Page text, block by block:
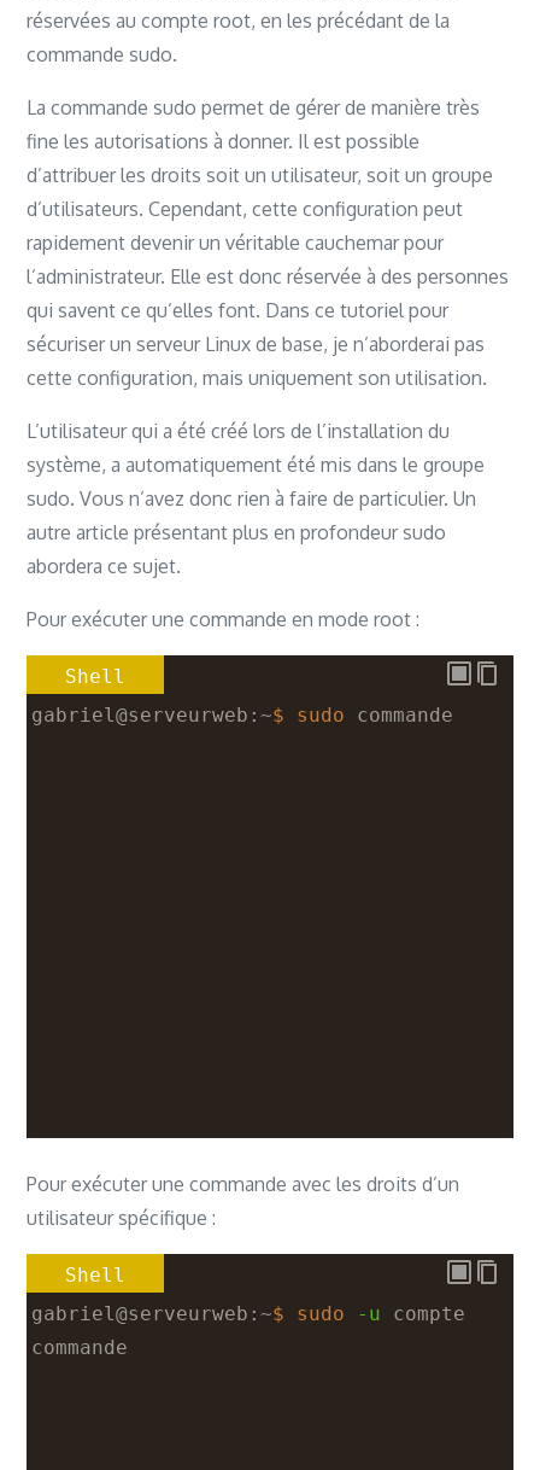
réservées au compte root, en les précédant de la
commande sudo.
La commande sudo permet de gérer de manière très
fine les autorisations à donner. Il est possible
d’attribuer les droits soit un utilisateur, soit un groupe
d’utilisateurs. Cependant, cette configuration peut
rapidement devenir un véritable cauchemar pour
l’administrateur. Elle est donc réservée à des personnes
qui savent ce qu’elles font. Dans ce tutoriel pour
sécuriser un serveur Linux de base, je n’aborderai pas
cette configuration, mais uniquement son utilisation.
L’utilisateur qui a été créé lors de l’installation du
système, a automatiquement été mis dans le groupe
sudo. Vous n’avez donc rien à faire de particulier. Un
autre article présentant plus en profondeur sudo
abordera ce sujet.
Pour exécuter une commande en mode root :
Shell
gabriel@serveurweb:~$ sudo commande
Pour exécuter une commande avec les droits d’un
utilisateur spécifique :
Shell
gabriel@serveurweb:~$ sudo -u compte
commande